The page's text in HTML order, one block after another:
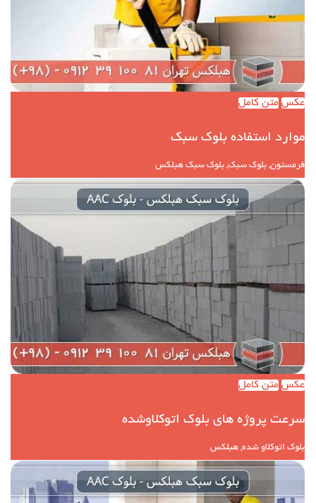
عکس متن کامل
موارد استفاده بلوک سبک
فرمستون, بلوک سبک, بلوک سبک هبلکس
عکس متن کامل
سرعت پروژه های بلوک اتوکلاوشده
بلوک اتوکلاو شده, هبلکس